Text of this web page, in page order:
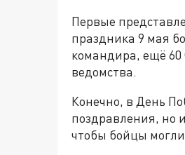
Первые
праздника 9 мая
командира, ещё 60
ведомства.
Конечно, в День
поздравления, но
чтобы бойцы